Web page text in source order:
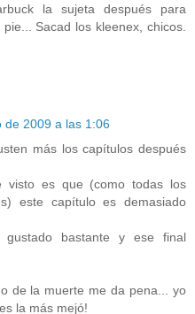
la sujeta después para
Sacad los kleenex, chicos.
de 2009 a las 1:06
más los capítulos después
visto es que (como todas los
este capítulo es demasiado
bastante y ese final
de la muerte me da pena... yo
la más mejó!